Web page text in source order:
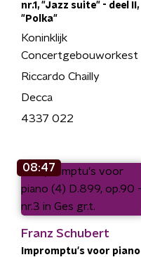
nr.1, "Jazz suite" - deel II,
"Polka"
Koninklijk
Concertgebouworkest
Riccardo Chailly
Decca
4337 022
08:47
Franz Schubert
Impromptu's voor piano